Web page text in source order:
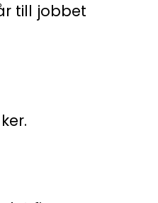
till jobbet